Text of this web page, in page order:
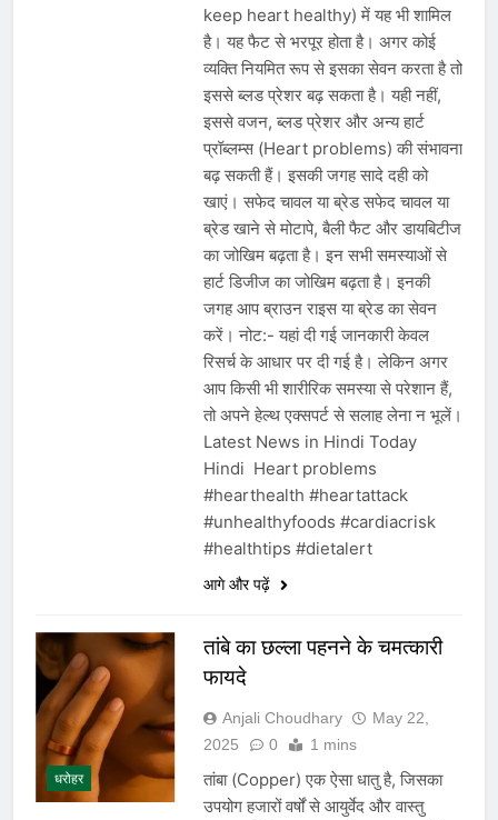
keep heart healthy) में यह भी शामिल
है। यह फैट से भरपूर होता है। अगर कोई
व्यक्ति नियमित रूप से इसका सेवन करता है तो
इससे ब्लड प्रेशर बढ़ सकता है। यही नहीं,
इससे वजन, ब्लड प्रेशर और अन्य हार्ट
प्रॉब्लम्स (Heart problems) की संभावना
बढ़ सकती हैं। इसकी जगह सादे दही को
खाएं। सफेद चावल या ब्रेड सफेद चावल या
ब्रेड खाने से मोटापे, बैली फैट और डायबिटीज
का जोखिम बढ़ता है। इन सभी समस्याओं से
हार्ट डिजीज का जोखिम बढ़ता है। इनकी
जगह आप ब्राउन राइस या ब्रेड का सेवन
करें। नोट:- यहां दी गई जानकारी केवल
रिसर्च के आधार पर दी गई है। लेकिन अगर
आप किसी भी शारीरिक समस्या से परेशान हैं,
तो अपने हेल्थ एक्सपर्ट से सलाह लेना न भूलें।
Latest News in Hindi Today
Hindi Heart problems
#hearthealth #heartattack
#unhealthyfoods #cardiacrisk
#healthtips #dietalert
आगे और पढ़ें
धरोहर
तांबे का छल्ला पहनने के चमत्कारी
फायदे
Anjali Choudhary
May 22,
2025
0 1 mins
तांबा (Copper) एक ऐसा धातु है, जिसका
उपयोग हजारों वर्षों से आयुर्वेद और वास्तु